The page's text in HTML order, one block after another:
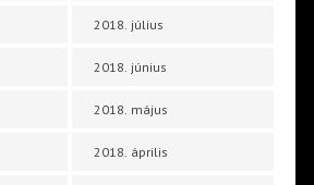
2018. július
2018. június
2018. május
2018. április